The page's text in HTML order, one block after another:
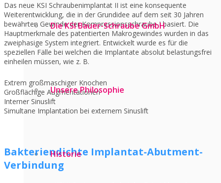
Die KSI Bauer-Schraube GmbH
Unsere Philosophie
Historie
Das neue KSI Schraubenimplantat II ist eine konsequente
Weiterentwicklung, die in der Grundidee auf dem seit 30 Jahren
bewährten Gewinde der Kompressionsschraube I basiert. Die
Hauptmerkmale des patentierten Makrogewindes wurden in das
zweiphasige System integriert. Entwickelt wurde es für die
speziellen Fälle bei welchen die Implantate absolut belastungsfrei
einheilen müssen, wie z. B.
Extrem großmaschiger Knochen
Großflächige Augmentationen
Interner Sinuslift
Simultane Implantation bei externem Sinuslift
Bakteriendichte Implantat-Abutment-
Verbindung